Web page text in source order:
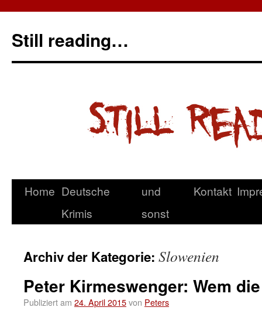
Still reading…
Home Deutsche
Krimis
und
sonst
Kontakt
Archiv der Kategorie: Slowenien
Peter Kirmeswenger: Wem
Publiziert am 24. April 2015von Peters